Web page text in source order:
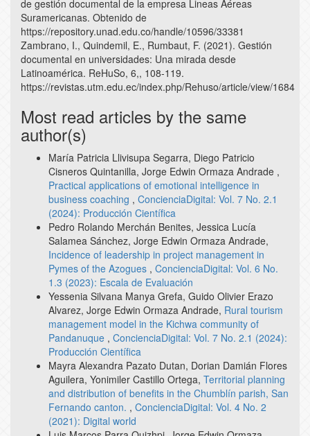
de gestión documental de la empresa Lineas Aéreas
Suramericanas. Obtenido de
https://repository.unad.edu.co/handle/10596/33381
Zambrano, I., Quindemil, E., Rumbaut, F. (2021). Gestión
documental en universidades: Una mirada desde
Latinoamérica. ReHuSo, 6,, 108-119.
https://revistas.utm.edu.ec/index.php/Rehuso/article/view/1684
Most read articles by the same
author(s)
María Patricia Llivisupa Segarra, Diego Patricio
Cisneros Quintanilla, Jorge Edwin Ormaza Andrade ,
Practical applications of emotional intelligence in
business coaching , ConcienciaDigital: Vol. 7 No. 2.1
(2024): Producción Científica
Pedro Rolando Merchán Benites, Jessica Lucía
Salamea Sánchez, Jorge Edwin Ormaza Andrade,
Incidence of leadership in project management in
Pymes of the Azogues , ConcienciaDigital: Vol. 6 No.
1.3 (2023): Escala de Evaluación
Yessenia Silvana Manya Grefa, Guido Olivier Erazo
Alvarez, Jorge Edwin Ormaza Andrade, Rural tourism
management model in the Kichwa community of
Pandanuque , ConcienciaDigital: Vol. 7 No. 2.1 (2024):
Producción Científica
Mayra Alexandra Pazato Dutan, Dorian Damián Flores
Aguilera, Yonimiler Castillo Ortega, Territorial planning
and distribution of benefits in the Chumblín parish, San
Fernando canton. , ConcienciaDigital: Vol. 4 No. 2
(2021): Digital world